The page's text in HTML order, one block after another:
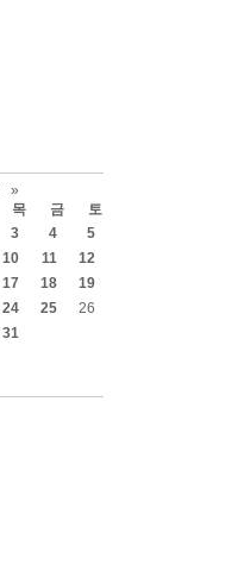
»
목 금
토
3 4
5
10 11
12
17 18
19
24 25
26
31